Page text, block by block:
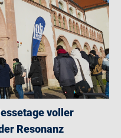
voller
Resonanz